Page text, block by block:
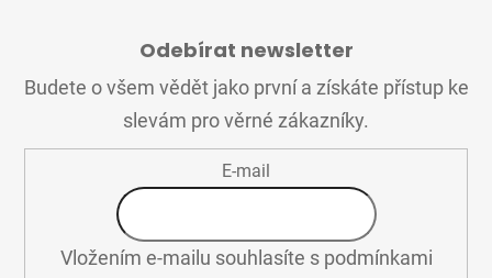
Odebírat newsletter
Budete o všem vědět jako první a získáte přístup ke
slevám pro věrné zákazníky.
E-mail
Vložením e-mailu souhlasíte s podmínkami